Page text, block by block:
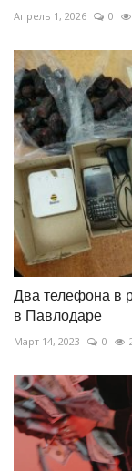
Апрель 1, 2026 0
Два телефона в
в Павлодаре
Март 14, 2023 0